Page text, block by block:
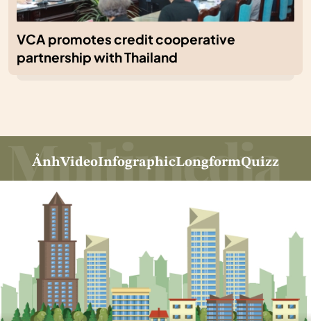
VCA promotes credit cooperative
partnership with Thailand
ẢnhVideoInfographicLongformQuizz